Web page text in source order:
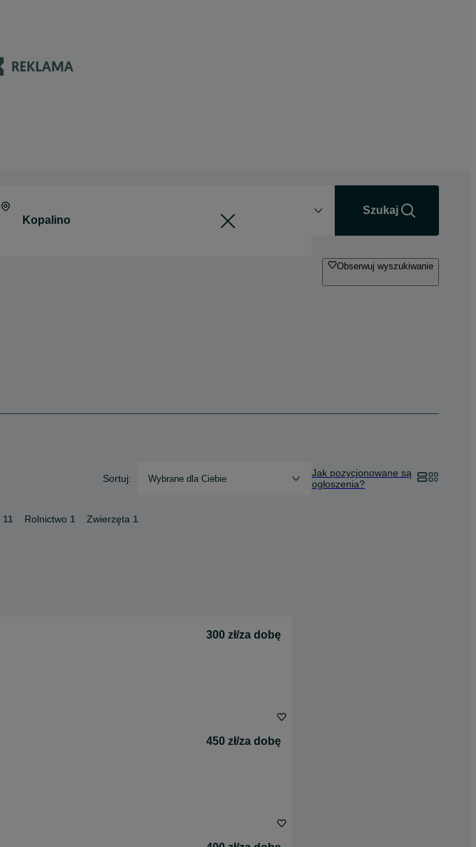
Szukaj
Obserwuj wyszukiwanie
Sortuj: Wybrane dla Ciebie
Jak pozycjonowane są
ogłoszenia?
11 Rolnictwo 1 Zwierzęta 1
300 zł/za dobę
450 zł/za dobę